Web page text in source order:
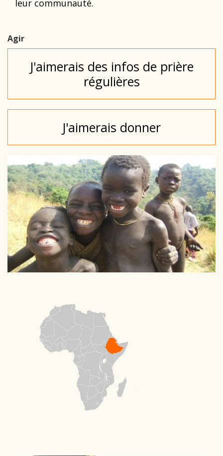
leur communauté.
Agir
J'aimerais des infos de prière
régulières
J'aimerais donner